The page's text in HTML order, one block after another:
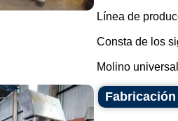
Línea de
Consta de los
Molino